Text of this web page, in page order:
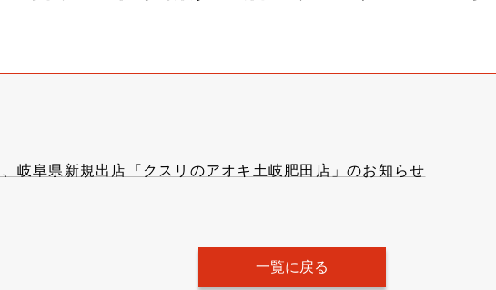
岐阜県新規出店「クスリのアオキ土岐肥田店」のお知らせ
一覧に戻る